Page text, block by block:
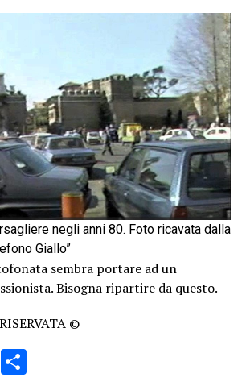
negli anni 80. Foto ricavata dalla
Giallo”
sembra portare ad un
Bisogna ripartire da questo.
©
Condividi